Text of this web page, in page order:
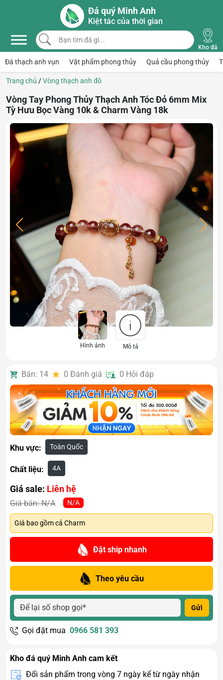
Skip to main content
Đá quý Minh Anh
Kiệt tác của thời gian
Bạn tìm đá gì...
Kho đá
Đá thạch anh vụn Vật phẩm phong thủy Quả cầu phong thủy
Trang chủ /Vòng thạch anh đỏ
Vòng Tay Phong Thủy Thạch Anh Tóc Đỏ 6mm Mix
Tỳ Hưu Bọc Vàng 10k & Charm Vàng 18k
Hình ảnh Mô tả
Bán: 14 0 Đánh giá 0 Hỏi đáp
Khu vực: Toàn Quốc
Chất liệu: 4A
Giá sale: Liên hệ
Giá bán:N/A N/A
Giá bao gồm cả Charm
Đặt ship nhanh
Theo yêu cầu
Gửi
Gọi đặt mua 0966 581 393
Kho đá quý Minh Anh cam kết
Đổi sản phẩm trong vòng 7 ngày kể từ ngày nhận